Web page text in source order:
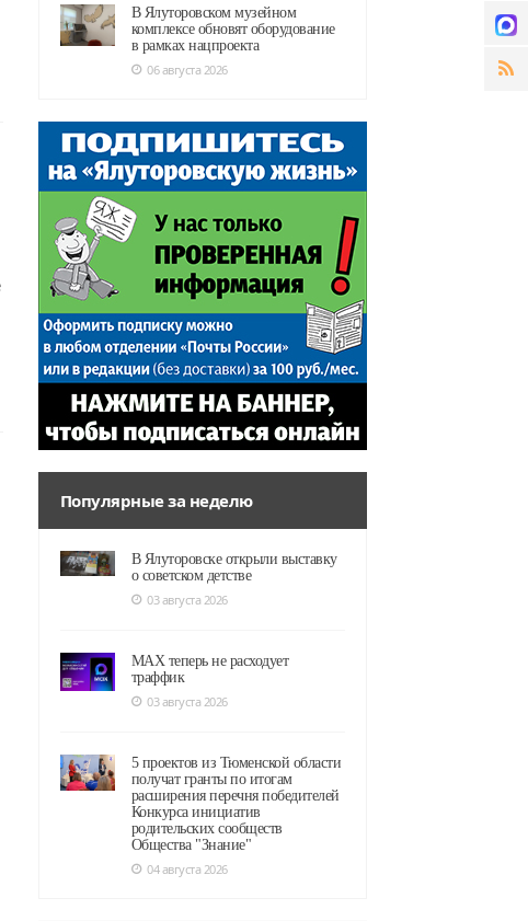
В Ялуторовском музейном
комплексе обновят оборудование
в рамках нацпроекта
06 августа 2026
Популярные за неделю
В Ялуторовске открыли выставку
о советском детстве
03 августа 2026
MAX теперь не расходует
траффик
03 августа 2026
5 проектов из Тюменской области
получат гранты по итогам
расширения перечня победителей
Конкурса инициатив
родительских сообществ
Общества "Знание"
04 августа 2026